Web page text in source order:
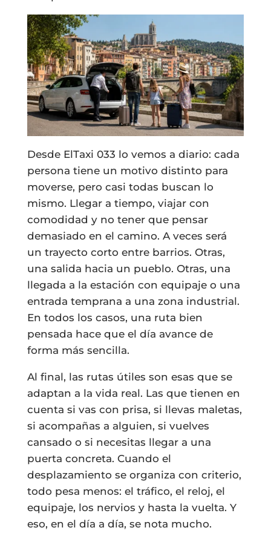
Desde ElTaxi 033 lo vemos a diario: cada
persona tiene un motivo distinto para
moverse, pero casi todas buscan lo
mismo. Llegar a tiempo, viajar con
comodidad y no tener que pensar
demasiado en el camino. A veces será
un trayecto corto entre barrios. Otras,
una salida hacia un pueblo. Otras, una
llegada a la estación con equipaje o una
entrada temprana a una zona industrial.
En todos los casos, una ruta bien
pensada hace que el día avance de
forma más sencilla.
Al final, las rutas útiles son esas que se
adaptan a la vida real. Las que tienen en
cuenta si vas con prisa, si llevas maletas,
si acompañas a alguien, si vuelves
cansado o si necesitas llegar a una
puerta concreta. Cuando el
desplazamiento se organiza con criterio,
todo pesa menos: el tráfico, el reloj, el
equipaje, los nervios y hasta la vuelta. Y
eso, en el día a día, se nota mucho.